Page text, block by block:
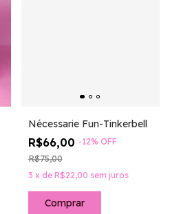
Nécessarie Fun-Tinkerbell
R$66,00 -12% OFF
R$75,00
3 x de R$22,00 sem juros